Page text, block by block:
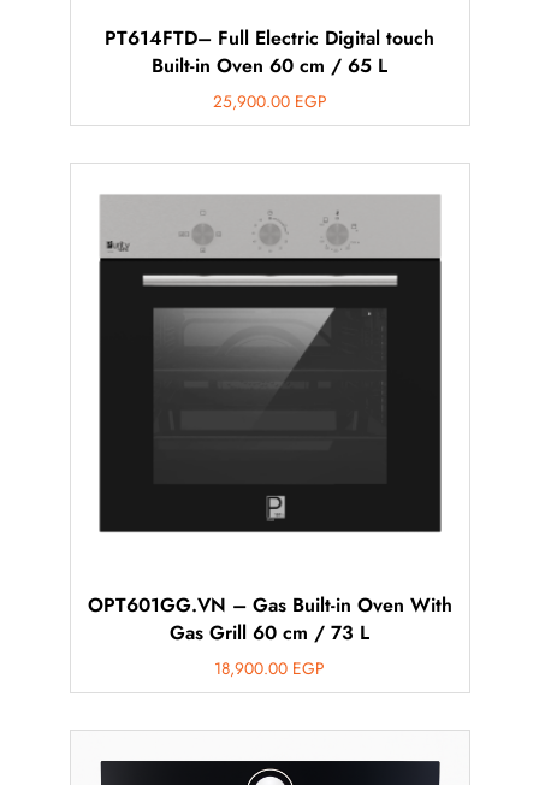
PT614FTD– Full Electric Digital touch
Built-in Oven 60 cm / 65 L
25,900.00 EGP
OPT601GG.VN – Gas Built-in Oven With
Gas Grill 60 cm / 73 L
18,900.00 EGP